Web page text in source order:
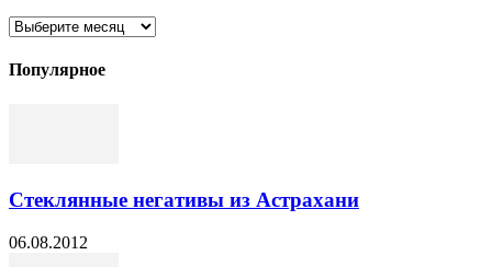
Архивы
Популярное
Стеклянные негативы из Астрахани
06.08.2012